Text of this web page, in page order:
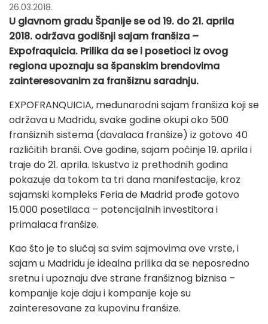
26.03.2018.
U glavnom gradu Španije se od 19. do 21. aprila
2018. održava godišnji sajam franšiza –
Expofraquicia. Prilika da se i posetioci iz ovog
regiona upoznaju sa španskim brendovima
zainteresovanim za franšiznu saradnju.
EXPOFRANQUICIA, međunarodni sajam franšiza koji se
održava u Madridu, svake godine okupi oko 500
franšiznih sistema (davalaca franšize) iz gotovo 40
različitih branši. Ove godine, sajam počinje 19. aprila i
traje do 21. aprila. Iskustvo iz prethodnih godina
pokazuje da tokom ta tri dana manifestacije, kroz
sajamski kompleks Feria de Madrid prođe gotovo
15.000 posetilaca – potencijalnih investitora i
primalaca franšize.
Kao što je to slučaj sa svim sajmovima ove vrste, i
sajam u Madridu je idealna prilika da se neposredno
sretnu i upoznaju dve strane franšiznog biznisa –
kompanije koje daju i kompanije koje su
zainteresovane za kupovinu franšize.